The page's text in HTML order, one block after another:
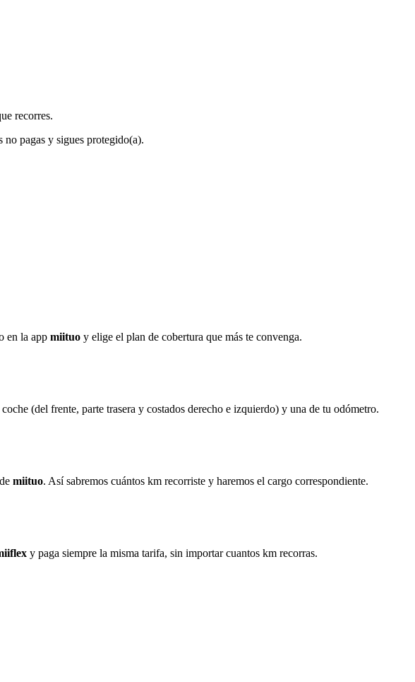
recorres.
no pagas y sigues protegido(a).
en la app miituo y elige el plan de cobertura que más te convenga.
(del frente, parte trasera y costados derecho e izquierdo) y una de tu odómetro.
miituo. Así sabremos cuántos km recorriste y haremos el cargo correspondiente.
y paga siempre la misma tarifa, sin importar cuantos km recorras.